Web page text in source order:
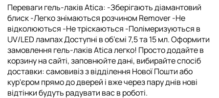
зображень
Переваги гель-лаків Atica: -Зберігають діамантовий
блиск -Легко знімаються розчином Remover -Не
відколюються -Не тріскаються -Полімеризуються в
UV/LED лампах Доступні в об’ємі 7,5 та 15 мл. Оформити
замовлення гель-лаків Atica легко! Просто додайте в
корзину на сайті, заповнюйте дані, вибирайте спосіб
доставки: самовивіз з відділення Нової Пошти або
кур'єром прямо до дверей і вже через пару днів нові
відтінки будуть радувати вас в роботі.